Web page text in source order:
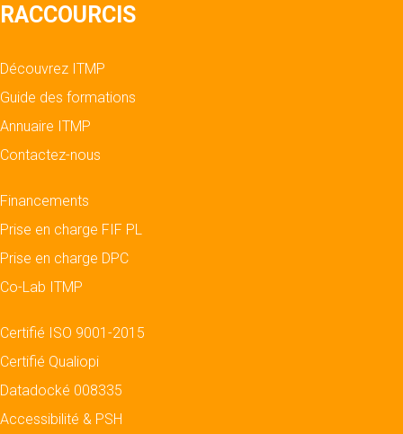
RACCOURCIS
Découvrez ITMP
Guide des formations
Annuaire ITMP
Contactez-nous
Financements
Prise en charge FIF PL
Prise en charge DPC
Co-Lab ITMP
Certifié ISO 9001-2015
Certifié Qualiopi
Datadocké 008335
Accessibilité & PSH